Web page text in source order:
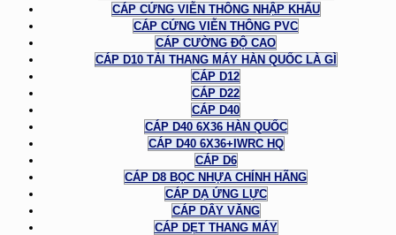
CÁP CỨNG VIỄN THÔNG NHẬP KHẨU
CÁP CỨNG VIỄN THÔNG PVC
CÁP CƯỜNG ĐỘ CAO
CÁP D10 TẢI THANG MÁY HÀN QUỐC LÀ GÌ
CÁP D12
CÁP D22
CÁP D40
CÁP D40 6X36 HÀN QUỐC
CÁP D40 6X36+IWRC HQ
CÁP D6
CÁP D8 BỌC NHỰA CHÍNH HÃNG
CÁP DẠ ỨNG LỰC
CÁP DÂY VĂNG
CÁP DẸT THANG MÁY